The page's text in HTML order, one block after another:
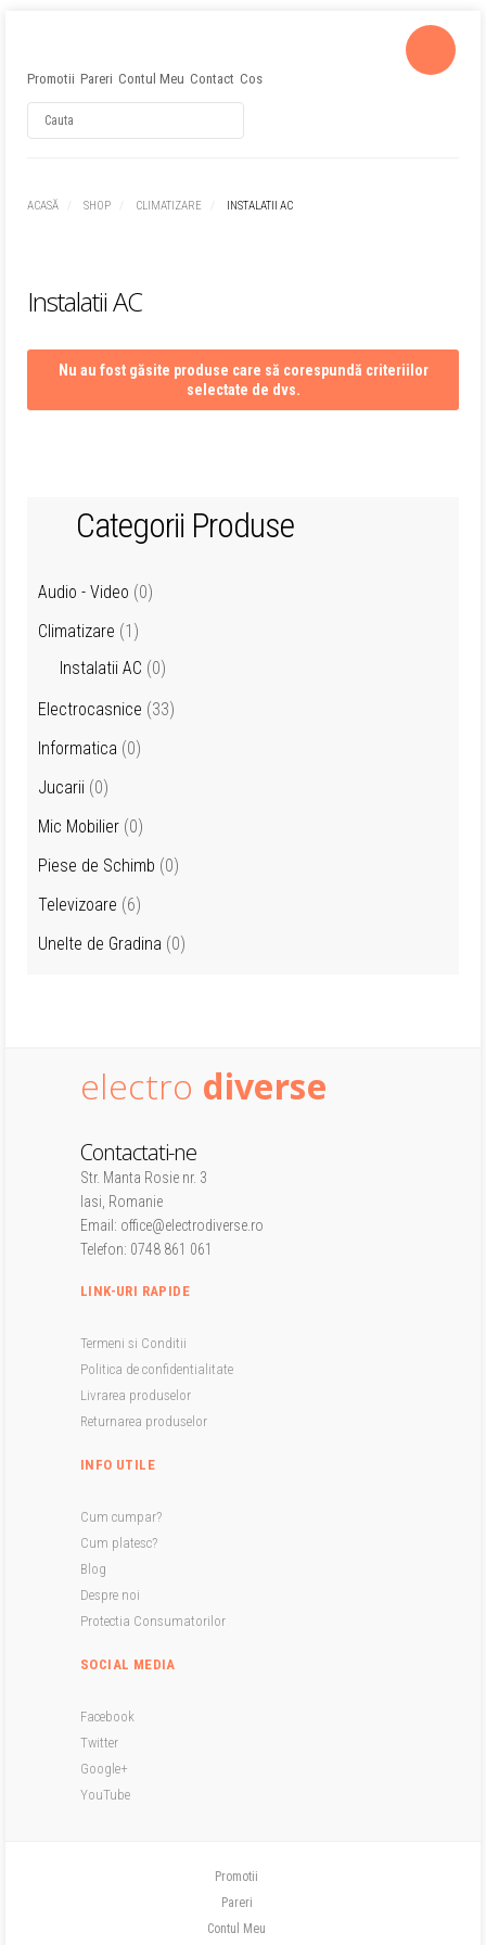
Promotii Pareri Contul Meu Contact Cos
ACASĂ SHOP CLIMATIZARE INSTALATII AC
Instalatii AC
Nu au fost găsite produse care să corespundă criteriilor
selectate de dvs.
Categorii Produse
Audio - Video (0)
Climatizare (1)
Instalatii AC (0)
Electrocasnice (33)
Informatica (0)
Jucarii (0)
Mic Mobilier (0)
Piese de Schimb (0)
Televizoare (6)
Unelte de Gradina (0)
electro diverse
Contactati-ne
Str. Manta Rosie nr. 3
Iasi, Romanie
Email: office@electrodiverse.ro
Telefon: 0748 861 061
LINK-URI RAPIDE
Termeni si Conditii
Politica de confidentialitate
Livrarea produselor
Returnarea produselor
INFO UTILE
Cum cumpar?
Cum platesc?
Blog
Despre noi
Protectia Consumatorilor
SOCIAL MEDIA
Facebook
Twitter
Google+
YouTube
Promotii
Pareri
Contul Meu
Username